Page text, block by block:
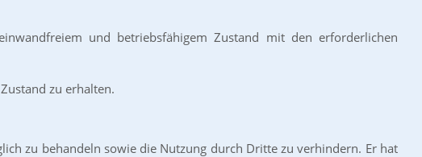
und betriebsfähigem Zustand mit den erforderlichen
zu erhalten.
zu behandeln sowie die Nutzung durch Dritte zu verhindern. Er hat